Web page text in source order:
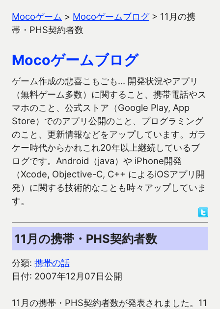
Mocoゲーム > Mocoゲームブログ> 11月の携
帯・PHS契約者数
Mocoゲームブログ
ゲーム作成の悲喜こもごも… 開発状況やアプリ
（無料ゲーム多数）に関すること、携帯電話やス
マホのこと、公式ストア（Google Play, App
Store）でのアプリ公開のこと、プログラミング
のこと、更新情報などをアップしています。ガラ
ケー時代からかれこれ20年以上継続しているブ
ログです。Android（java）や iPhone開発
（Xcode, Objective-C, C++ によるiOSアプリ開
発）に関する技術的なことも時々アップしていま
す。
11月の携帯・PHS契約者数
分類: 携帯の話
日付: 2007年12月07日公開
11月の携帯・PHS契約者数が発表されました。11